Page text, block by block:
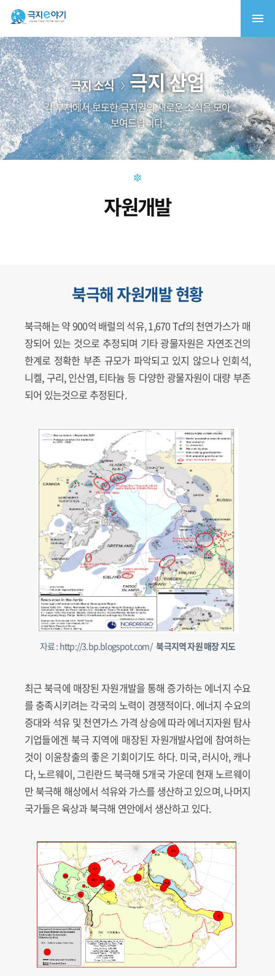
극지 소식 극지 산업
각 부처에서 보도한 극지권의 새로운 소식을 모아
보여드립니다.
자원개발
북극해 자원개발 현황
북극해는 약 900억 배럴의 석유, 1,670 Tcf의 천연가스가 매
장되어 있는 것으로 추정되며 기타 광물자원은 자연조건의
한계로 정확한 부존 규모가 파악되고 있지 않으나 인회석,
니켈, 구리, 인산염, 티타늄 등 다양한 광물자원이 대량 부존
되어 있는것으로 추정된다.
자료 : http://3.bp.blogspot.com/ 북극지역 자원 매장 지도
최근 북극에 매장된 자원개발을 통해 증가하는 에너지 수요
를 충족시키려는 각국의 노력이 경쟁적이다. 에너지 수요의
증대와 석유 및 천연가스 가격 상승에 따라 에너지자원 탐사
기업들에겐 북극 지역에 매장된 자원개발사업에 참여하는
것이 이윤창출의 좋은 기회이기도 하다. 미국, 러시아, 캐나
다, 노르웨이, 그린란드 북극해 5개국 가운데 현재 노르웨이
만 북극해 해상에서 석유와 가스를 생산하고 있으며, 나머지
국가들은 육상과 북극해 연안에서 생산하고 있다.